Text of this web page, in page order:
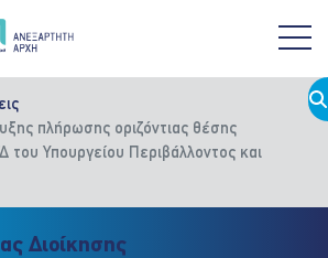
πλήρωσης οριζόντιας θέσης
του Υπουργείου Περιβάλλοντος και
Διοίκησης